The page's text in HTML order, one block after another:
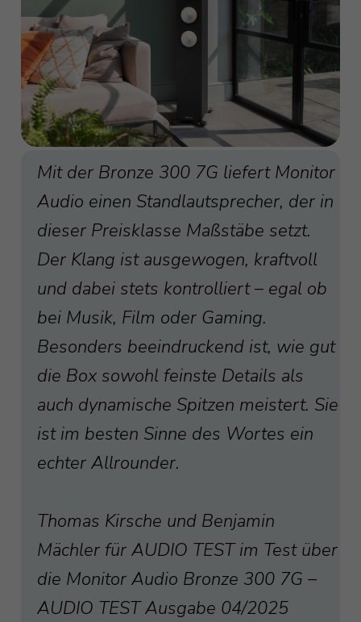
Mit der Bronze 300 7G liefert Monitor
Audio einen Standlautsprecher, der in
dieser Preisklasse Maßstäbe setzt.
Der Klang ist ausgewogen, kraftvoll
und dabei stets kontrolliert – egal ob
bei Musik, Film oder Gaming.
Besonders beeindruckend ist, wie gut
die Box sowohl feinste Details als
auch dynamische Spitzen meistert. Sie
ist im besten Sinne des Wortes ein
echter Allrounder.
Thomas Kirsche und Benjamin
Mächler für AUDIO TEST im Test über
die Monitor Audio Bronze 300 7G –
AUDIO TEST Ausgabe 04/2025